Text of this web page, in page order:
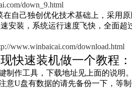
down_9.html
在自己独创优化技术基础上，采用
安装，系统运行速度飞快，全面超
www.winbaicai.com/download.html
快速装机做一个教程：
制作工具，下载地址见上面的说明。
意U盘有数据的请先备份一下，等